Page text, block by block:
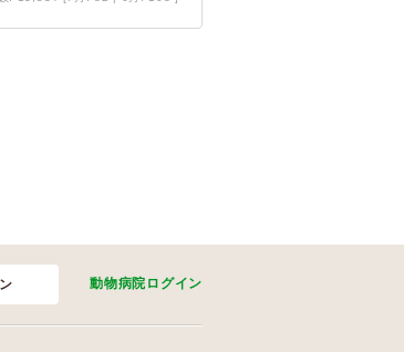
動物病院 ログイン